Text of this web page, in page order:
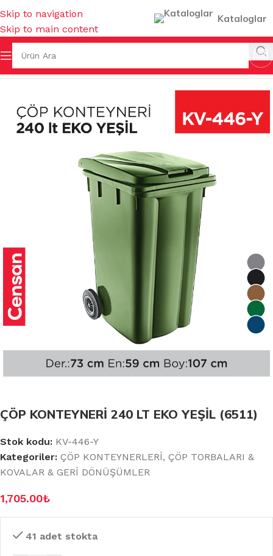
Skip to navigation
Skip to main content
Kataloglar
& KOVALAR & GERİ DÖNÜŞÜMLER ÇÖP KONTEYNERLERİ
ÇÖP KONTEYNERİ 240 LT EKO YEŞİL (6511)
Stok kodu: KV-446-Y
Kategoriler: ÇÖP KONTEYNERLERİ, ÇÖP TORBALARI &
KOVALAR & GERİ DÖNÜŞÜMLER
1,705.00₺
41 adet stokta